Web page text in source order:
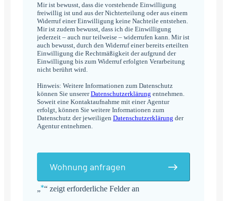
„*“ zeigt erforderliche Felder an
Mir ist bewusst, dass die vorstehende Einwilligung
freiwillig ist und aus der Nichterteilung oder aus einem
Widerruf einer Einwilligung keine Nachteile entstehen.
Mir ist zudem bewusst, dass ich die Einwilligung
jederzeit – auch nur teilweise – widerrufen kann. Mir ist
auch bewusst, durch den Widerruf einer bereits erteilten
Einwilligung die Rechtmäßigkeit der aufgrund der
Einwilligung bis zum Widerruf erfolgten Verarbeitung
nicht berührt wird.
Hinweis: Weitere Informationen zum Datenschutz
können Sie unsererDatenschutzerklärung entnehmen.
Soweit eine Kontaktaufnahme mit einer Agentur
erfolgt, können Sie weitere Informationen zum
Datenschutz der jeweiligen Datenschutzerklärung der
Agentur entnehmen.
Wohnung anfragen